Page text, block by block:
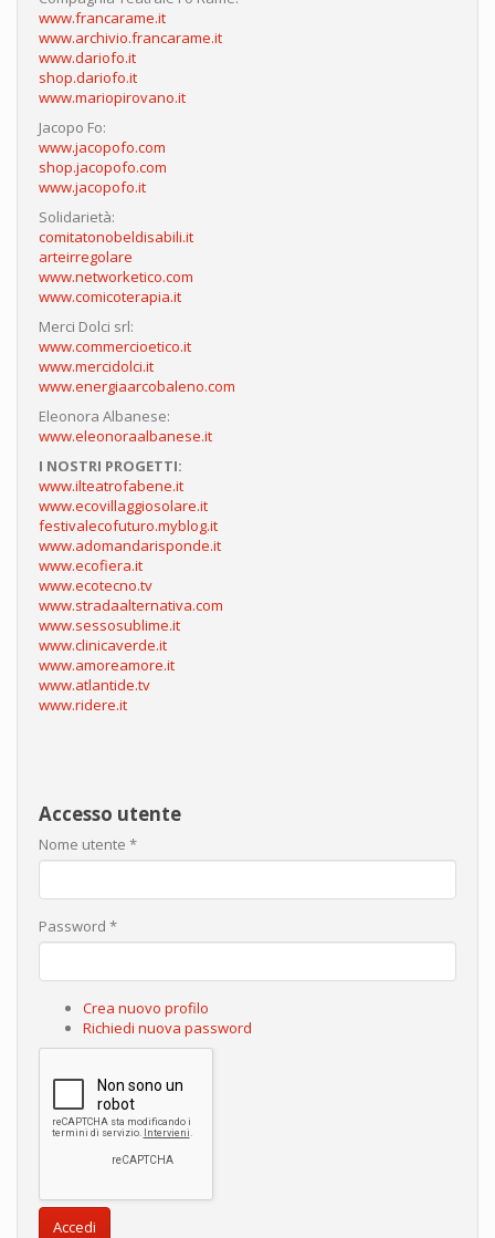
www.francarame.it
www.archivio.francarame.it
www.dariofo.it
shop.dariofo.it
www.mariopirovano.it
Jacopo Fo:
www.jacopofo.com
shop.jacopofo.com
www.jacopofo.it
Solidarietà:
comitatonobeldisabili.it
arteirregolare
www.networketico.com
www.comicoterapia.it
Merci Dolci srl:
www.commercioetico.it
www.mercidolci.it
www.energiaarcobaleno.com
Eleonora Albanese:
www.eleonoraalbanese.it
I NOSTRI PROGETTI:
www.ilteatrofabene.it
www.ecovillaggiosolare.it
festivalecofuturo.myblog.it
www.adomandarisponde.it
www.ecofiera.it
www.ecotecno.tv
www.stradaalternativa.com
www.sessosublime.it
www.clinicaverde.it
www.amoreamore.it
www.atlantide.tv
www.ridere.it
Accesso utente
Nome utente *
Password *
Crea nuovo profilo
Richiedi nuova password
Accedi